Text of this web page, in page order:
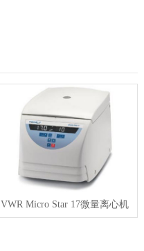
VWR Micro Star 17微量离心机